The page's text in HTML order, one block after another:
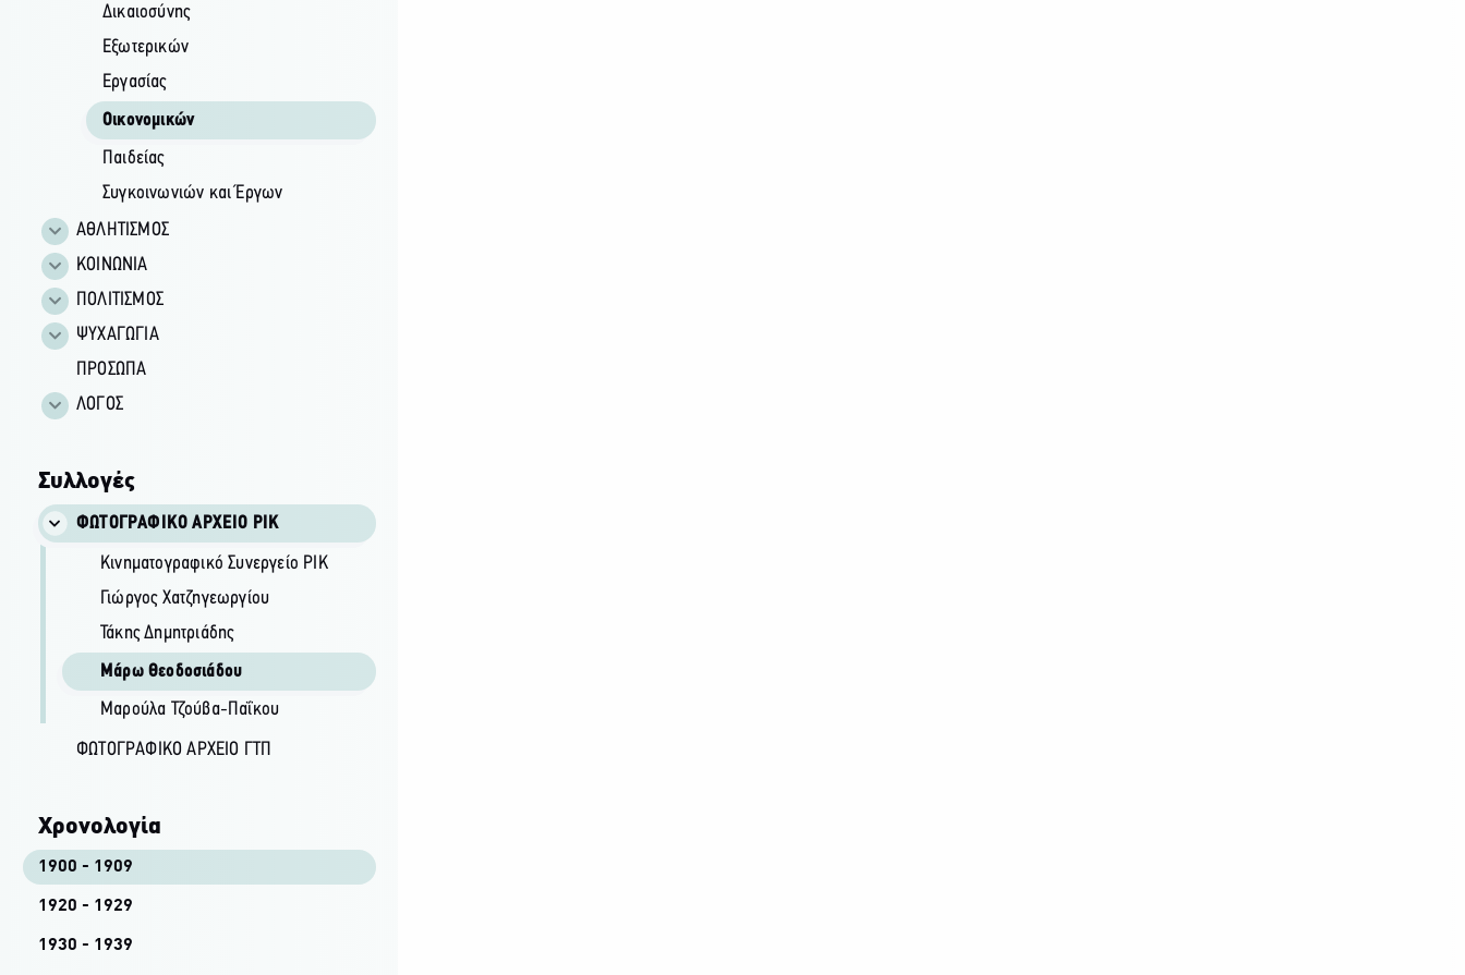
Δικαιοσύνης
Εξωτερικών
Εργασίας
Οικονομικών
Παιδείας
Συγκοινωνιών και Έργων
ΑΘΛΗΤΙΣΜΟΣ
ΚΟΙΝΩΝΙΑ
ΠΟΛΙΤΙΣΜΟΣ
ΨΥΧΑΓΩΓΙΑ
ΠΡΟΣΩΠΑ
ΛΟΓΟΣ
Συλλογές
ΦΩΤΟΓΡΑΦΙΚΌ ΑΡΧΕΊΟ ΡΙΚ
Κινηματογραφικό Συνεργείο ΡΙΚ
Γιώργος Χατζηγεωργίου
Τάκης Δημητριάδης
Μάρω Θεοδοσιάδου
Μαρούλα Τζούβα-Παΐκου
ΦΩΤΟΓΡΑΦΙΚΌ ΑΡΧΕΊΟ ΓΤΠ
Χρονολογία
1900 - 1909
1920 - 1929
1930 - 1939